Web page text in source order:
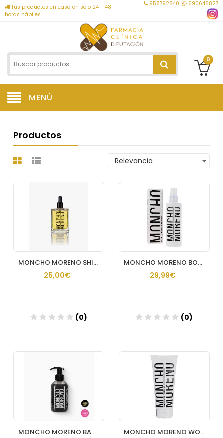
Tus productos en casa en sólo 24 - 48
horas hábiles
958792840 690646827
0
MENÚ
Productos
MONCHO MORENO SHINE ON ME 50 ML
25,00€
(0)
MONCHO MORENO BOND JÁIME BOND 200 ML
29,99€
(0)
Añadir
MONCHO MORENO BATHMAN DETOX HAIR MONCHO MORENO WONDER CREAM 200ML